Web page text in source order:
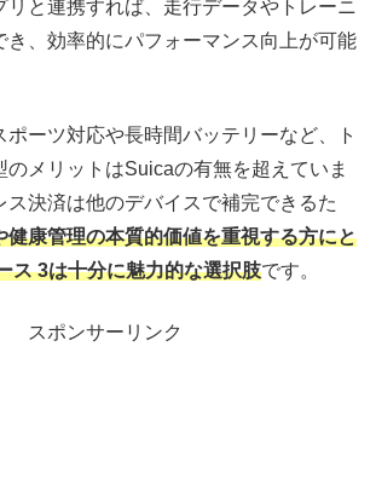
リと連携すれば、走行データやトレーニ
き、効率的にパフォーマンス向上が可能
ポーツ対応や長時間バッテリーなど、ト
のメリットはSuicaの有無を超えていま
ス決済は他のデバイスで補完できるた
健康管理の本質的価値を重視する方にと
ス 3は十分に魅力的な選択肢です。
スポンサーリンク